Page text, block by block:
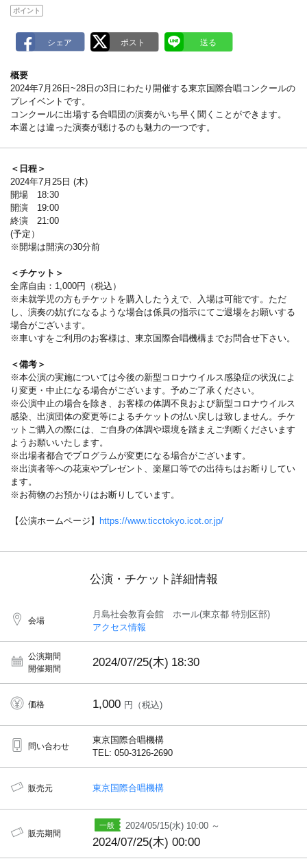
ポイント
概要
2024年7月26日~28日の3日にわたり開催する東京国際合唱コンクールの
プレイベントです。
コンクールに出場する合唱団の演奏がいち早く聞くことができます。
本選とは違った演奏が聴けるのも魅力の一つです。
＜日程＞
2024年7月25日 (木)
開場 18:30
開演 19:00
終演 21:00
(予定）
※開場は開演の30分前
＜チケット＞
全席自由：1,000円（税込）
※未就学児の方もチケットを購入したうえで、入場は可能です。ただ
し、演奏の妨げになるような場合は係員の指示にてご退場をお願いする
場合がございます。
※車いすをご利用のお客様は、東京国際合唱機構までお問合せ下さい。
＜備考＞
※本公演の実施については今後の新型コロナウイルス感染症の状況によ
り変更・中止になる場合がございます。予めご了承ください。
※公演中止の場合を除き、お客様の体調不良および新型コロナウイルス
感染、出演団体の変更等によるチケットの払い戻しは致しません。チケ
ットご購入の際には、ご自身の体調や環境を踏まえご判断くださいます
ようお願いいたします。
※出場者都合でプログラムが変更になる場合がございます。
※出演者等への花束やプレゼント、楽屋口等での出待ちはお断りしてい
ます。
※お荷物のお預かりはお断りしています。
【公演ホームページ】 https://www.ticctokyo.icot.or.jp/
公演・チケット詳細情報
会場
月島社会教育会館 ホール(東京都 特別区部)
アクセス情報
公演期間
開催期間
2024/07/25(木) 18:30
価格 1,000 円（税込)
問い合わせ
東京国際合唱機構
TEL: 050-3126-2690
販売元 東京国際合唱機構
販売期間
2024/05/15(水) 10:00 ～
2024/07/25(木) 00:00